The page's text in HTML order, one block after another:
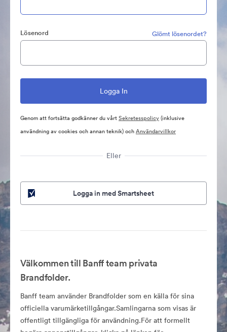
Lösenord Glömt lösenordet?
Genom att fortsätta godkänner du vårtSekretesspolicy(inklusive
användning av cookies och annan teknik) ochAnvändarvillkor
Eller
Logga in med Smartsheet
Välkommen till Banff team privata
Brandfolder.
Banff team använder Brandfolder som en källa för sina
officiella varumärketillgångar.Samlingarna som visas är
offentligt tillgängliga för användning.För att formellt